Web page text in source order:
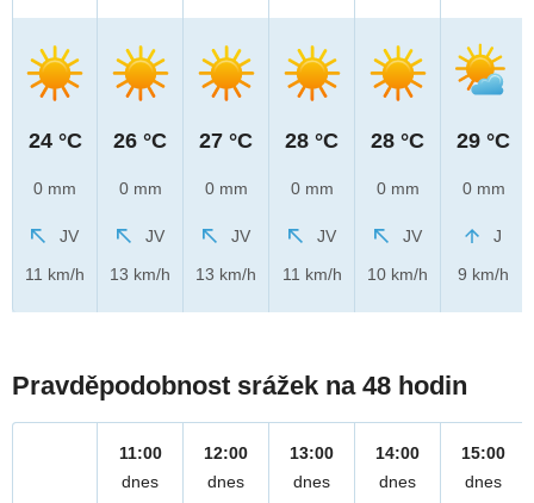
24 °C
0 mm
JV
11 km/h
26 °C
0 mm
JV
13 km/h
27 °C
0 mm
JV
13 km/h
28 °C
0 mm
JV
11 km/h
28 °C
0 mm
JV
10 km/h
29 °C
0 mm
J
9 km/h
Pravděpodobnost srážek na 48 hodin
11:00
dnes
12:00
dnes
13:00
dnes
14:00
dnes
15:00
dnes